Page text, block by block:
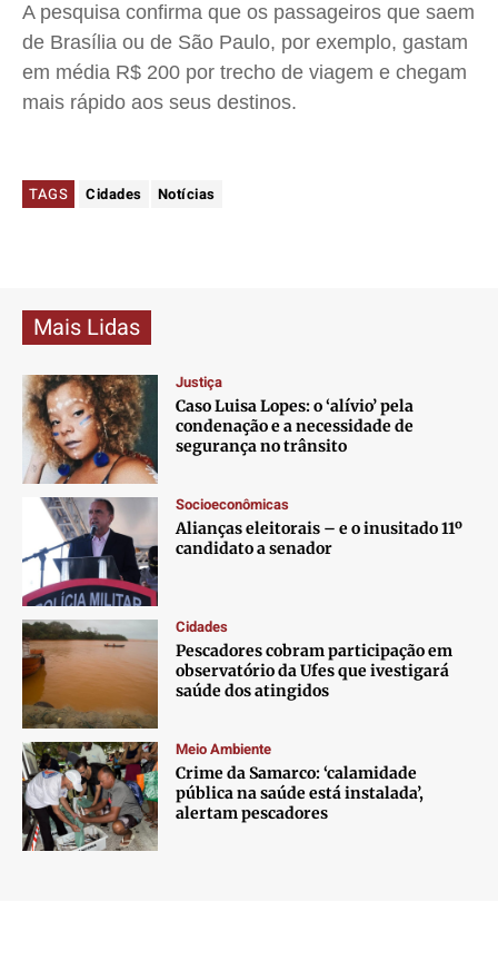
A pesquisa confirma que os passageiros que saem
de Brasília ou de São Paulo, por exemplo, gastam
em média R$ 200 por trecho de viagem e chegam
mais rápido aos seus destinos.
TAGS Cidades Notícias
Mais Lidas
Justiça
Caso Luisa Lopes: o ‘alívio’ pela
condenação e a necessidade de
segurança no trânsito
Socioeconômicas
Alianças eleitorais – e o inusitado 11º
candidato a senador
Cidades
Pescadores cobram participação em
observatório da Ufes que ivestigará
saúde dos atingidos
Meio Ambiente
Crime da Samarco: ‘calamidade
pública na saúde está instalada’,
alertam pescadores